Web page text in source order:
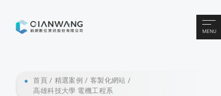
MENU
首頁 精選案例
客製化網站
高雄科技大學 電機工程系